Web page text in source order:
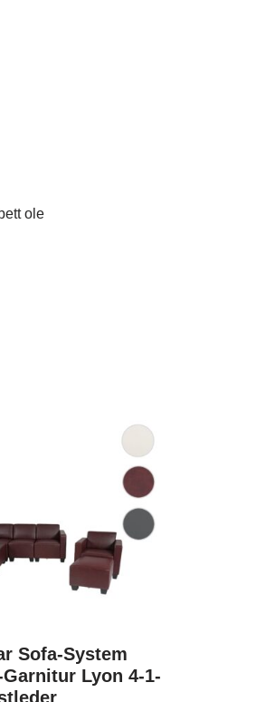
ole
Sofa-System
Lyon 4-1-